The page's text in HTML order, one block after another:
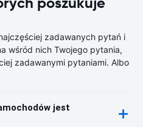
zadawanych pytań i
wśród nich Twojego pytania,
zadawanymi pytaniami. Albo
jest